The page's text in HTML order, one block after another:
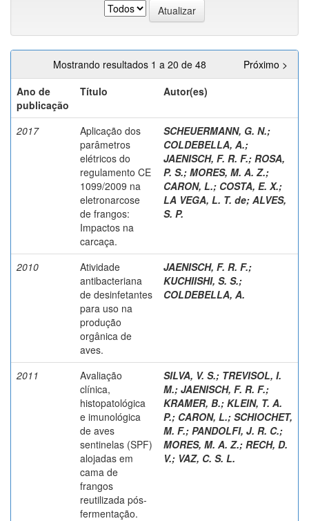
Mostrando resultados 1 a 20 de 48
Próximo >
Ano de
publicação
Título Autor(es)
2017
Aplicação dos
parâmetros
elétricos do
regulamento CE
1099/2009 na
eletronarcose
de frangos:
Impactos na
carcaça.
SCHEUERMANN, G. N.;
COLDEBELLA, A.;
JAENISCH, F. R. F.; ROSA,
P. S.; MORES, M. A. Z.;
CARON, L.; COSTA, E. X.;
LA VEGA, L. T. de; ALVES,
S. P.
2010
Atividade
antibacteriana
de desinfetantes
para uso na
produção
orgânica de
aves.
JAENISCH, F. R. F.;
KUCHIISHI, S. S.;
COLDEBELLA, A.
2011
Avaliação
clínica,
histopatológica
e imunológica
de aves
sentinelas (SPF)
alojadas em
cama de
frangos
reutilizada pós-
fermentação.
SILVA, V. S.; TREVISOL, I.
M.; JAENISCH, F. R. F.;
KRAMER, B.; KLEIN, T. A.
P.; CARON, L.; SCHIOCHET,
M. F.; PANDOLFI, J. R. C.;
MORES, M. A. Z.; RECH, D.
V.; VAZ, C. S. L.